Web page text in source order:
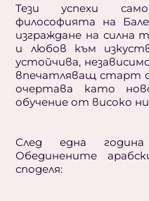
Тези успехи
философията на
изграждане на силна
и любов към
устойчива,
впечатляващ старт
очертава като
обучение от високо
След една
Обединените
споделя: